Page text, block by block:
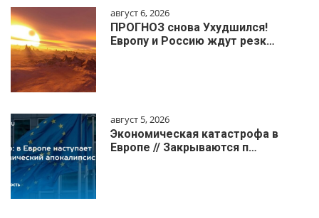
август 6, 2026
ПРОГНОЗ снова Ухудшился!
Европу и Россию ждут резк…
август 5, 2026
Экономическая катастрофа в
Европе // Закрываются п…